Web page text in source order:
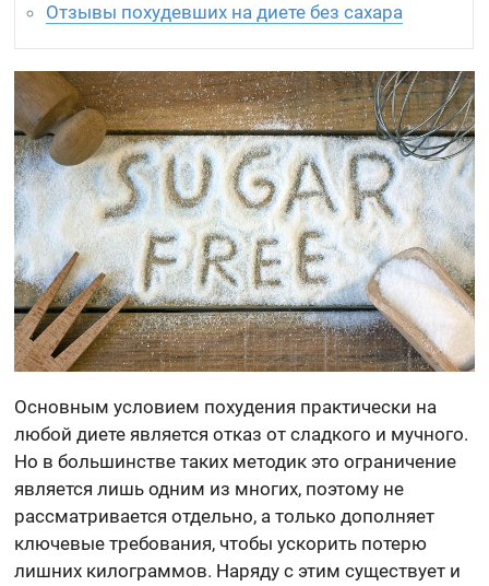
Отзывы похудевших на диете без сахара
Основным условием похудения практически на
любой диете является отказ от сладкого и мучного.
Но в большинстве таких методик это ограничение
является лишь одним из многих, поэтому не
рассматривается отдельно, а только дополняет
ключевые требования, чтобы ускорить потерю
лишних килограммов. Наряду с этим существует и